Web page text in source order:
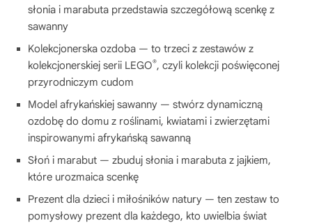
słonia i marabuta przedstawia szczegółową scenkę z
sawanny
Kolekcjonerska ozdoba — to trzeci z zestawów z
kolekcjonerskiej serii LEGO®, czyli kolekcji poświęconej
przyrodniczym cudom
Model afrykańskiej sawanny — stwórz dynamiczną
ozdobę do domu z roślinami, kwiatami i zwierzętami
inspirowanymi afrykańską sawanną
Słoń i marabut — zbuduj słonia i marabuta z jajkiem,
które urozmaica scenkę
Prezent dla dzieci i miłośników natury — ten zestaw to
pomysłowy prezent dla każdego, kto uwielbia świat